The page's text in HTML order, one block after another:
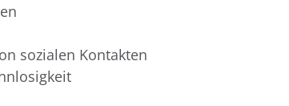
sozialen Kontakten